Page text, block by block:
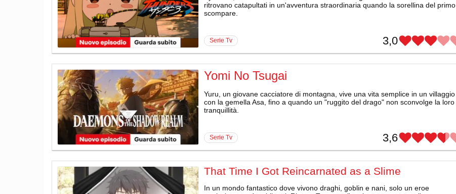
ritrovano catapultati in un'avventura straordinaria quando la sorellina del primo
scompare.
serie Tv 3,0
Yomi No Tsugai
Yuru, un giovane cacciatore di montagna, vive una vita semplice in un villaggio
con la gemella Asa, fino a quando un "ruggito del drago" non sconvolge la loro
tranquillità.
serie Tv 3,6
That Time I Got Reincarnated as a Slime
In un mondo fantastico dove vivono draghi, goblin e nani, solo un eroe